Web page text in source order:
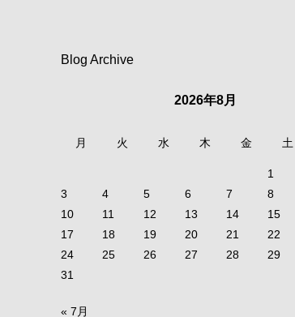
Blog Archive
2026年8月
月 火 水 木 金 土
1
3
4 5 6 7 8
10
11 12 13 14 15
17
18 19 20 21 22
24
25 26 27 28 29
31
« 7月